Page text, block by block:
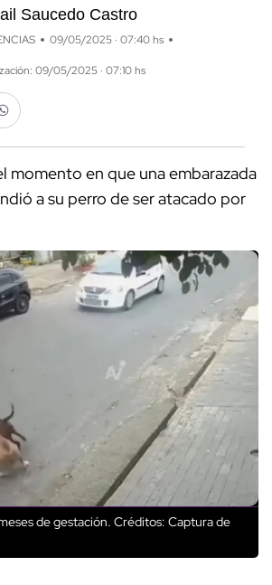
Saucedo Castro
09/05/2025 · 07:40 hs
09/05/2025 · 07:10 hs
momento en que una embarazada
a su perro de ser atacado por
de gestación. Créditos: Captura de